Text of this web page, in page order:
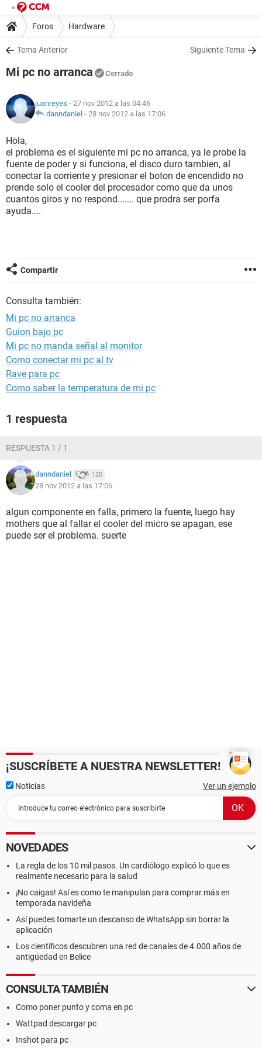
Foros Hardware
Tema Anterior Siguiente Tema
Mi pc no arranca Cerrado
juanreyes - 27 nov 2012 a las 04:46
danndaniel - 28 nov 2012 a las 17:06
Hola,
el problema es el siguiente mi pc no arranca, ya le probe la
fuente de poder y si funciona, el disco duro tambien, al
conectar la corriente y presionar el boton de encendido no
prende solo el cooler del procesador como que da unos
cuantos giros y no respond....... que prodra ser porfa
ayuda....
Compartir
Consulta también:
Mi pc no arranca
Guion bajo pc
Mi pc no manda señal al monitor
Como conectar mi pc al tv
Rave para pc
Como saber la temperatura de mi pc
1 respuesta
RESPUESTA 1 / 1
danndaniel 120
28 nov 2012 a las 17:06
algun componente en falla, primero la fuente, luego hay
mothers que al fallar el cooler del micro se apagan, ese
puede ser el problema. suerte
¡SUSCRÍBETE A NUESTRA NEWSLETTER!
Noticias Ver un ejemplo
NOVEDADES
La regla de los 10 mil pasos. Un cardiólogo explicó lo que es
realmente necesario para la salud
¡No caigas! Así es como te manipulan para comprar más en
temporada navideña
Así puedes tomarte un descanso de WhatsApp sin borrar la
aplicación
Los científicos descubren una red de canales de 4.000 años de
antigüedad en Belice
CONSULTA TAMBIÉN
Como poner punto y coma en pc
Wattpad descargar pc
Inshot para pc